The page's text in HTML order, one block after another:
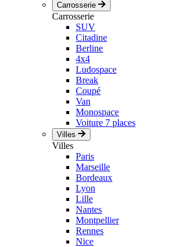
Carrosserie
Carrosserie
SUV
Citadine
Berline
4x4
Ludospace
Break
Coupé
Van
Monospace
Voiture 7 places
Villes
Villes
Paris
Marseille
Bordeaux
Lyon
Lille
Nantes
Montpellier
Rennes
Nice